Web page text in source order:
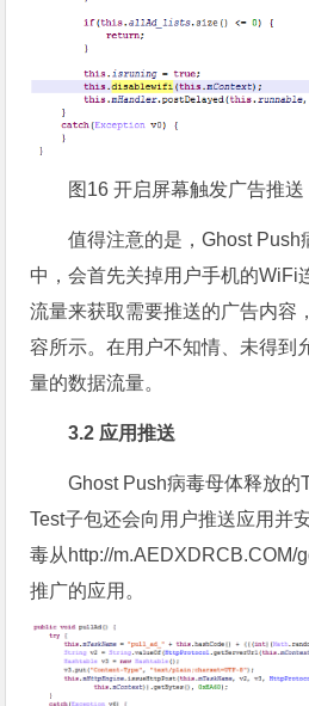
图16 开启屏幕触发广告推送
值得注意的是，Ghost Push
中，会首先关掉用户手机的WiFi
流量来获取需要推送的广告内容
容所示。在用户不知情、未得到
量的数据流量。
3.2 应用推送
Ghost Push病毒母体释放的
Test子包还会向用户推送应用并
毒从http://m.AEDXDRCB.COM/
推广的应用。